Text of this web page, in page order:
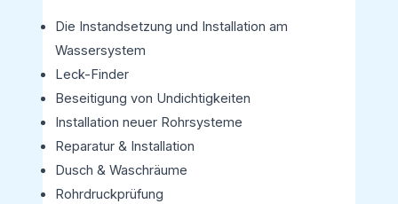
Die Instandsetzung und Installation am
Wassersystem
Leck-Finder
Beseitigung von Undichtigkeiten
Installation neuer Rohrsysteme
Reparatur & Installation
Dusch & Waschräume
Rohrdruckprüfung